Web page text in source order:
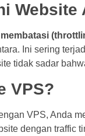
Website
membatasi
Ini sering
tidak sadar
VPS?
VPS, Anda
dengan traffic